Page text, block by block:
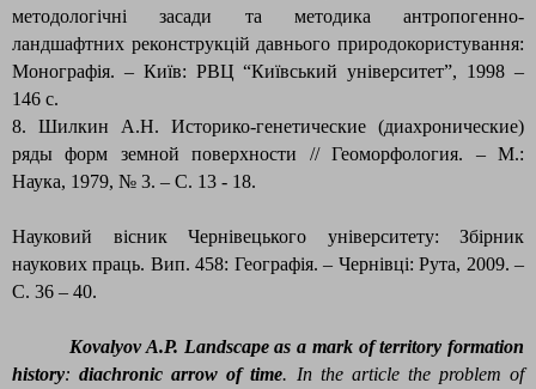
методологічні засади та методика антропогенно-
ландшафтних реконструкцій давнього природокористування:
Монографія. – Київ: РВЦ “Київський університет”, 1998 –
146 с.
8. Шилкин А.Н. Историко-генетические (диахронические)
ряды форм земной поверхности // Геоморфология. – М.:
Наука, 1979, № 3. – С. 13 - 18.
Науковий вісник Чернівецького університету: Збірник
наукових праць. Вип. 458: Географія. – Чернівці: Рута, 2009. –
С. 36 – 40.
Kovalyov A.P. Landscape as a mark of territory formation
history: diachronic arrow of time. In the article the problem of